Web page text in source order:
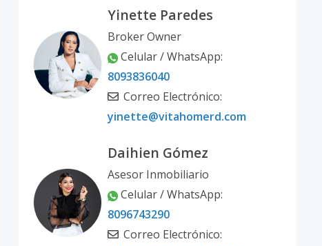
Yinette Paredes
Broker Owner
Celular / WhatsApp:
8093836040
Correo Electrónico:
yinette@vitahomerd.com
Daihien Gómez
Asesor Inmobiliario
Celular / WhatsApp:
8096743290
Correo Electrónico: